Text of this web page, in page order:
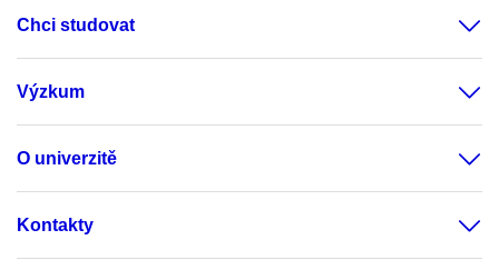
Chci studovat
Výzkum
O univerzitě
Kontakty